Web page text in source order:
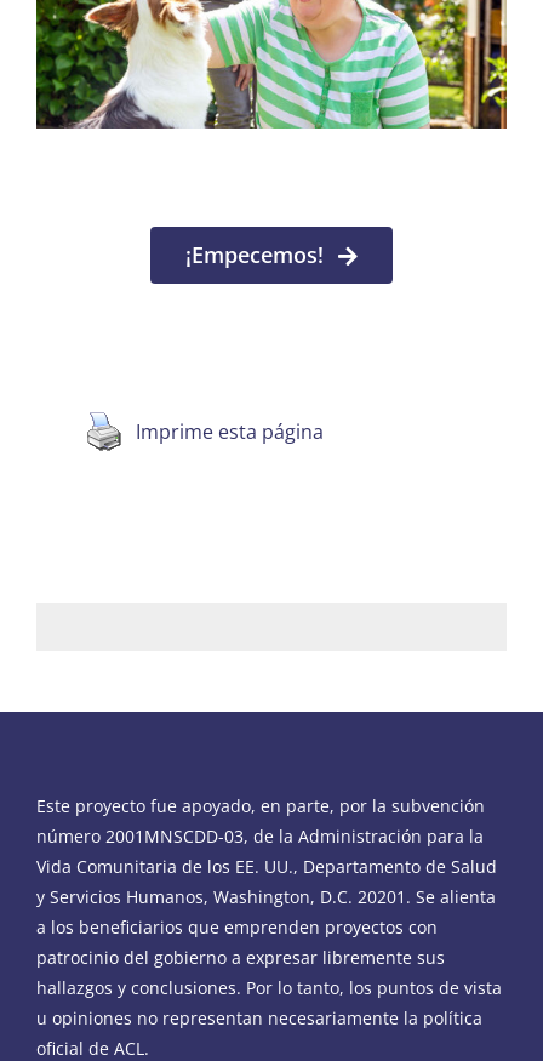
¡Empecemos!
Imprime esta página
Este proyecto fue apoyado, en parte, por la subvención
número 2001MNSCDD-03, de la Administración para la
Vida Comunitaria de los EE. UU., Departamento de Salud
y Servicios Humanos, Washington, D.C. 20201. Se alienta
a los beneficiarios que emprenden proyectos con
patrocinio del gobierno a expresar libremente sus
hallazgos y conclusiones. Por lo tanto, los puntos de vista
u opiniones no representan necesariamente la política
oficial de ACL.